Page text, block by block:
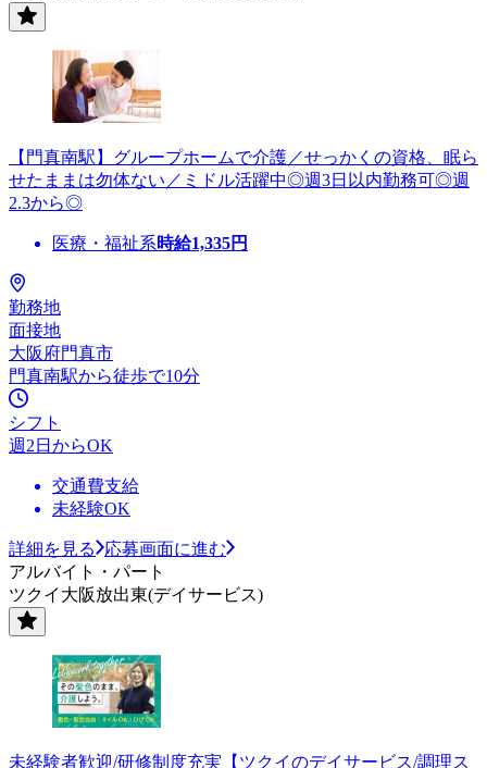
【門真南駅】グループホームで介護／せっかくの資格、眠ら
せたままは勿体ない／ミドル活躍中◎週3日以内勤務可◎週
2.3から◎
医療・福祉系時給1,335円
勤務地
面接地
大阪府門真市
門真南駅から徒歩で10分
シフト
週2日からOK
交通費支給
未経験OK
詳細を見る
応募画面に進む
アルバイト・パート
ツクイ大阪放出東(デイサービス)
未経験者歓迎/研修制度充実【ツクイのデイサービス/調理ス